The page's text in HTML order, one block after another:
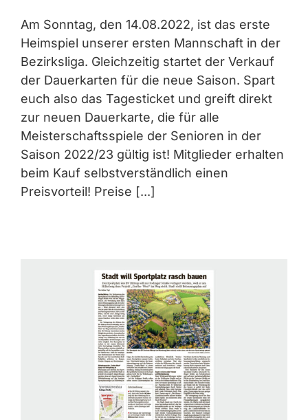
Am Sonntag, den 14.08.2022, ist das erste
Heimspiel unserer ersten Mannschaft in der
Bezirksliga. Gleichzeitig startet der Verkauf
der Dauerkarten für die neue Saison. Spart
euch also das Tagesticket und greift direkt
zur neuen Dauerkarte, die für alle
Meisterschaftsspiele der Senioren in der
Saison 2022/23 gültig ist! Mitglieder erhalten
beim Kauf selbstverständlich einen
Preisvorteil! Preise [...]